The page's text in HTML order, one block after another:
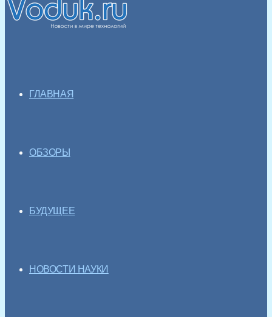
ГЛАВНАЯ
ОБЗОРЫ
БУДУЩЕЕ
НОВОСТИ НАУКИ